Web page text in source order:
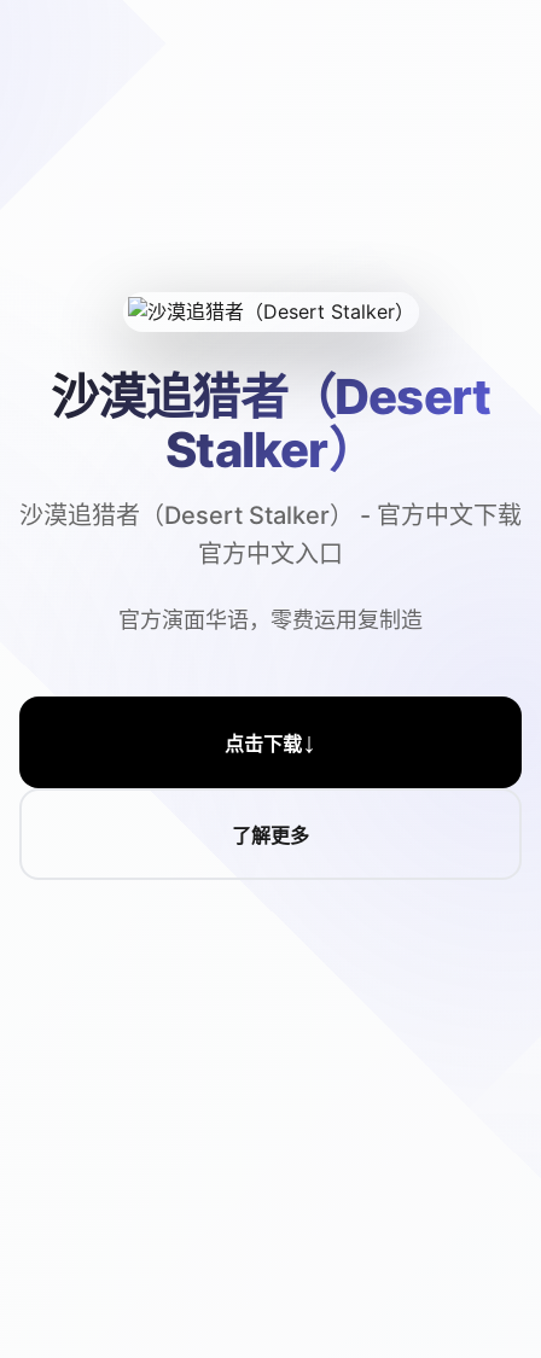
沙漠追猎者（Desert
Stalker）
沙漠追猎者（Desert Stalker） - 官方中文下载
官方中文入口
官方演面华语，零费运用复制造
点击下载↓
了解更多